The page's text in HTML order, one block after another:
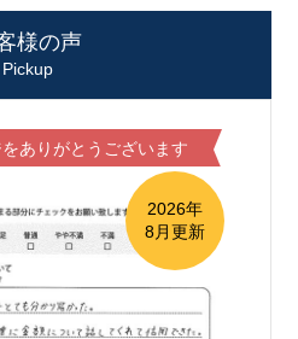
様の声
Pickup
ありがとうございます
2026年
8月更新